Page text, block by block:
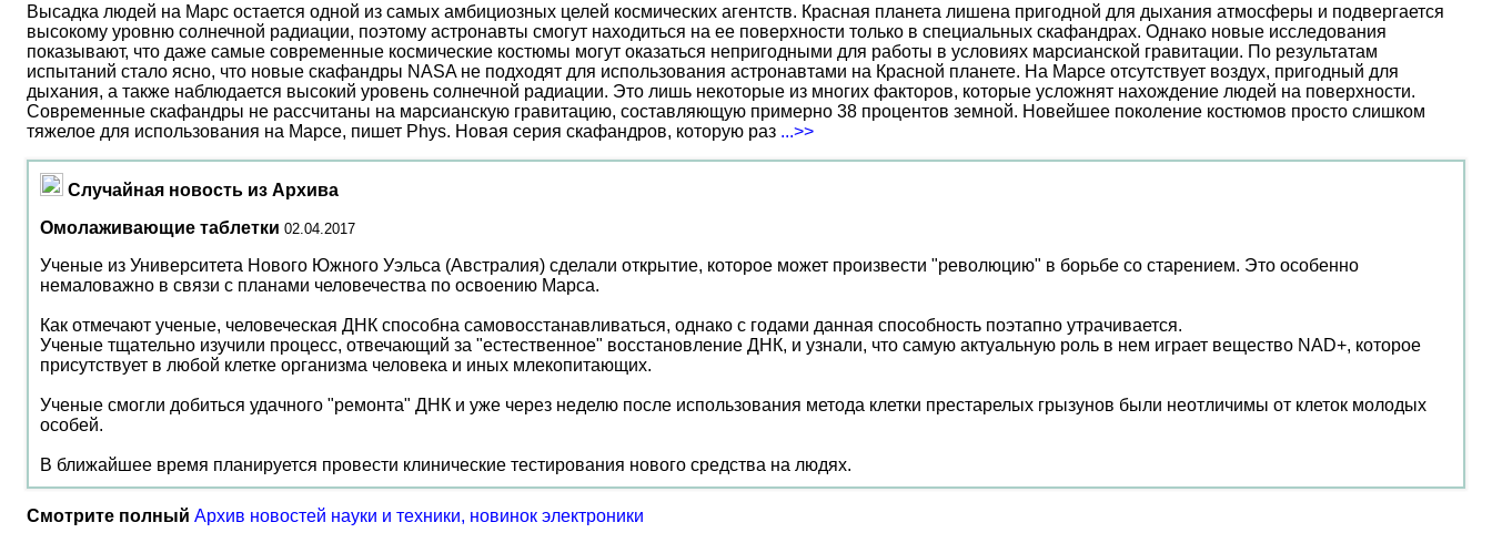
Высадка людей на Марс остается одной из самых амбициозных целей космических агентств. Красная планета лишена пригодной для дыхания атмосферы и подвергается
высокому уровню солнечной радиации, поэтому астронавты смогут находиться на ее поверхности только в специальных скафандрах. Однако новые исследования
показывают, что даже самые современные космические костюмы могут оказаться непригодными для работы в условиях марсианской гравитации. По результатам
испытаний стало ясно, что новые скафандры NASA не подходят для использования астронавтами на Красной планете. На Марсе отсутствует воздух, пригодный для
дыхания, а также наблюдается высокий уровень солнечной радиации. Это лишь некоторые из многих факторов, которые усложнят нахождение людей на поверхности.
Современные скафандры не рассчитаны на марсианскую гравитацию, составляющую примерно 38 процентов земной. Новейшее поколение костюмов просто слишком
тяжелое для использования на Марсе, пишет Phys. Новая серия скафандров, которую раз ...>>
Случайная новость из Архива
Омолаживающие таблетки 02.04.2017
Ученые из Университета Нового Южного Уэльса (Австралия) сделали открытие, которое может произвести "революцию" в борьбе со старением. Это особенно
немаловажно в связи с планами человечества по освоению Марса.
Как отмечают ученые, человеческая ДНК способна самовосстанавливаться, однако с годами данная способность поэтапно утрачивается.
Ученые тщательно изучили процесс, отвечающий за "естественное" восстановление ДНК, и узнали, что самую актуальную роль в нем играет вещество NAD+, которое
присутствует в любой клетке организма человека и иных млекопитающих.
Ученые смогли добиться удачного "ремонта" ДНК и уже через неделю после использования метода клетки престарелых грызунов были неотличимы от клеток молодых
особей.
В ближайшее время планируется провести клинические тестирования нового средства на людях.
Смотрите полный Архив новостей науки и техники, новинок электроники